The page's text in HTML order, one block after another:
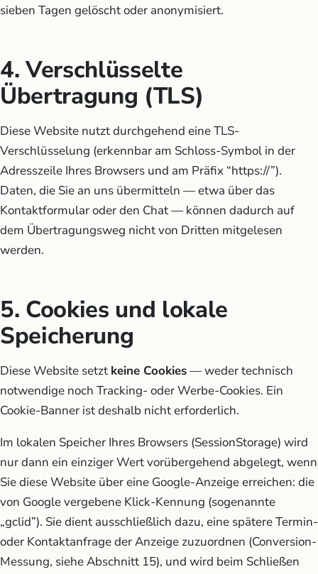
sieben Tagen gelöscht oder anonymisiert.
4. Verschlüsselte
Übertragung (TLS)
Diese Website nutzt durchgehend eine TLS-
Verschlüsselung (erkennbar am Schloss-Symbol in der
Adresszeile Ihres Browsers und am Präfix “https://”).
Daten, die Sie an uns übermitteln — etwa über das
Kontaktformular oder den Chat — können dadurch auf
dem Übertragungsweg nicht von Dritten mitgelesen
werden.
5. Cookies und lokale
Speicherung
Diese Website setzt keine Cookies— weder technisch
notwendige noch Tracking- oder Werbe-Cookies. Ein
Cookie-Banner ist deshalb nicht erforderlich.
Im lokalen Speicher Ihres Browsers (SessionStorage) wird
nur dann ein einziger Wert vorübergehend abgelegt, wenn
Sie diese Website über eine Google-Anzeige erreichen: die
von Google vergebene Klick-Kennung (sogenannte
„gclid”). Sie dient ausschließlich dazu, eine spätere Termin-
oder Kontaktanfrage der Anzeige zuzuordnen (Conversion-
Messung, siehe Abschnitt 15), und wird beim Schließen